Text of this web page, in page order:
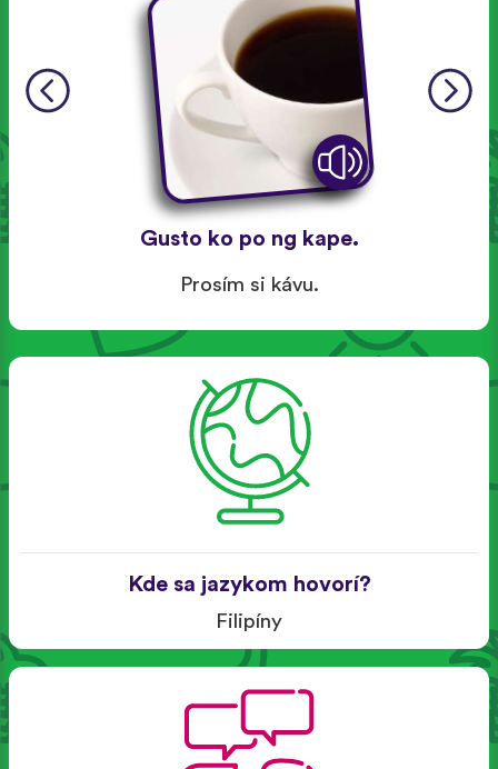
Gusto ko po ng kape.
Prosím si kávu.
Kde sa jazykom hovorí?
Filipíny